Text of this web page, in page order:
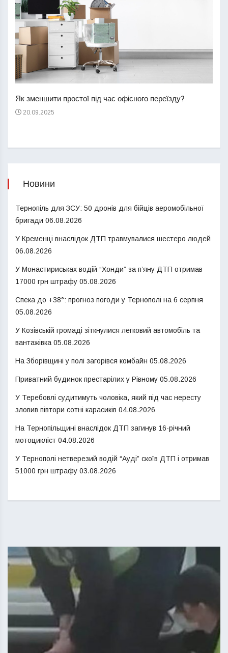
Як зменшити простої під час офісного переїзду?
20.09.2025
Новини
Тернопіль для ЗСУ: 50 дронів для бійців аеромобільної
бригади 06.08.2026
У Кременці внаслідок ДТП травмувалися шестеро людей
06.08.2026
У Монастириськах водій “Хонди” за п’яну ДТП отримав
17000 грн штрафу 05.08.2026
Спека до +38°: прогноз погоди у Тернополі на 6 серпня
05.08.2026
У Козівській громаді зіткнулися легковий автомобіль та
вантажівка 05.08.2026
На Зборівщині у полі загорівся комбайн 05.08.2026
Приватний будинок престарілих у Рівному 05.08.2026
У Теребовлі судитимуть чоловіка, який під час нересту
зловив півтори сотні карасиків 04.08.2026
На Тернопільщині внаслідок ДТП загинув 16-річний
мотоцикліст 04.08.2026
У Тернополі нетверезий водій “Ауді” скоїв ДТП і отримав
51000 грн штрафу 03.08.2026